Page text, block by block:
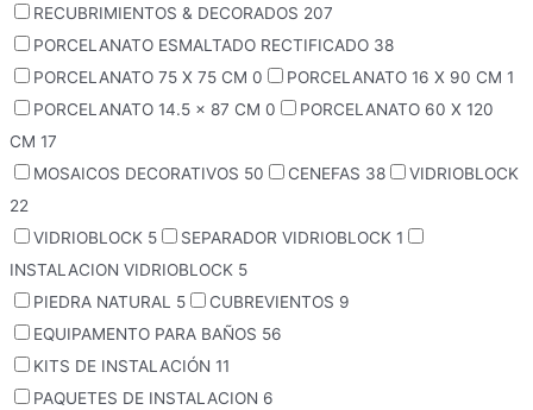
RECUBRIMIENTOS & DECORADOS 207
PORCELANATO ESMALTADO RECTIFICADO 38
PORCELANATO 75 X 75 CM 0 PORCELANATO 16 X 90 CM 1
PORCELANATO 14.5 x 87 CM 0
PORCELANATO 60 X 120
CM 17
MOSAICOS DECORATIVOS 50 CENEFAS 38
VIDRIOBLOCK
22
VIDRIOBLOCK 5 SEPARADOR VIDRIOBLOCK 1
INSTALACION VIDRIOBLOCK 5
PIEDRA NATURAL 5 CUBREVIENTOS 9
EQUIPAMENTO PARA BAÑOS 56
KITS DE INSTALACIÓN 11
PAQUETES DE INSTALACION 6